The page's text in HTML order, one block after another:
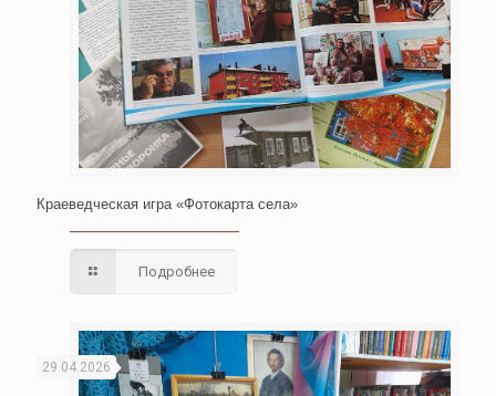
Краеведческая игра «Фотокарта села»
Подробнее
29.04.2026